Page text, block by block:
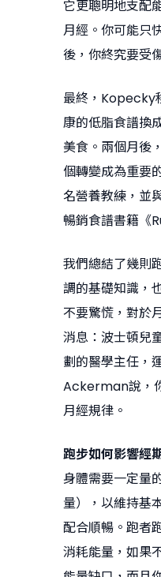
它更聰明地支配
月經。你可能只
後，你終究要受
最終，Kopecky
康的低脂食譜換
美食。兩個月後
個轉變成為重要
名營養教練，並
暢銷食譜書籍《
我們總結了幾則
調的基礎知識，
不要驚慌，對於
消息：波士頓兒
劃的醫學主任，
Ackerman說，
月經規律。
跑步如何影響經
身體需要一定量
量），以維持基
配合順暢。跑者
消耗能量，如果